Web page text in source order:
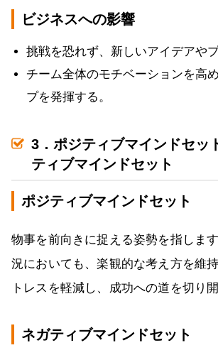
ビジネスへの影響
挑戦を恐れず、新しいアイデアや
チーム全体のモチベーションを高
プを発揮する。
3．ポジティブマインドセッ
ティブマインドセット
ポジティブマインドセット
物事を前向きに捉える姿勢を指しま
況においても、楽観的な考え方を維
トレスを軽減し、成功への道を切り開
ネガティブマインドセット